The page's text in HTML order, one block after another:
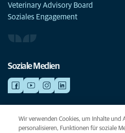
Veterinary Advisory Board
Soziales Engagement
Soziale Medien
NOTDIENSTE
Finden Sie hier Standorte mit Notfall-
Wir verwenden Cookies, um Inhalte und
personalisieren, Funktionen für soziale